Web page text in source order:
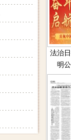
法治
明